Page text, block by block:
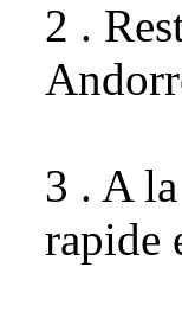
2 .
3 . A
rapide